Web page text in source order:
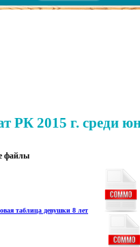
РК 2015 г. среди
файлы
таблица девушки 8 лет